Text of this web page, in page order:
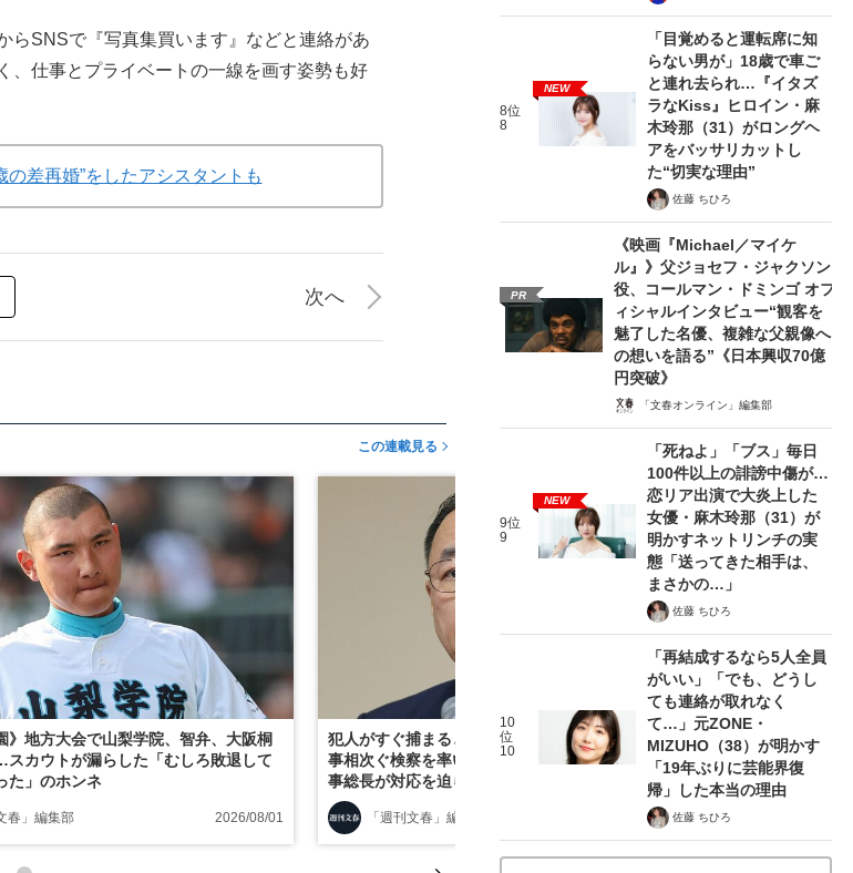
らSNSで『写真集買います』などと連絡があ
、仕事とプライベートの一線を画す姿勢も好
差再婚”をしたアシスタントも
次へ
この連載見る
》地方大会で山梨学院、智弁、大阪桐
カウトが漏らした「むしろ敗退して
た」のホンネ
春」編集部 2026/08/01
犯人がすぐ捕まると「ちゃんと逃げろよ」と… 不祥
事相次ぐ検察を率いる“麻雀、ガンダム好き”の新検
事総長が対応を迫られる2つの“難問”
「週刊文春」編集部 2026/07/31
8位
8
NEW
「目覚めると運転席に知
らない男が」18歳で車ご
と連れ去られ…『イタズ
ラなKiss』ヒロイン・麻
木玲那（31）がロングヘ
アをバッサリカットし
た“切実な理由”
佐藤 ちひろ
PR
《映画『Michael／マイケ
ル』》父ジョセフ・ジャクソン
役、コールマン・ドミンゴ オフ
ィシャルインタビュー“観客を
魅了した名優、複雑な父親像へ
の想いを語る”《日本興収70億
円突破》
「文春オンライン」編集部
9位
9
NEW
「死ねよ」「ブス」毎日
100件以上の誹謗中傷が…
恋リア出演で大炎上した
女優・麻木玲那（31）が
明かすネットリンチの実
態「送ってきた相手は、
まさかの…」
佐藤 ちひろ
10
位
10
「再結成するなら5人全員
がいい」「でも、どうし
ても連絡が取れなく
て…」元ZONE・
MIZUHO（38）が明かす
「19年ぶりに芸能界復
帰」した本当の理由
佐藤 ちひろ